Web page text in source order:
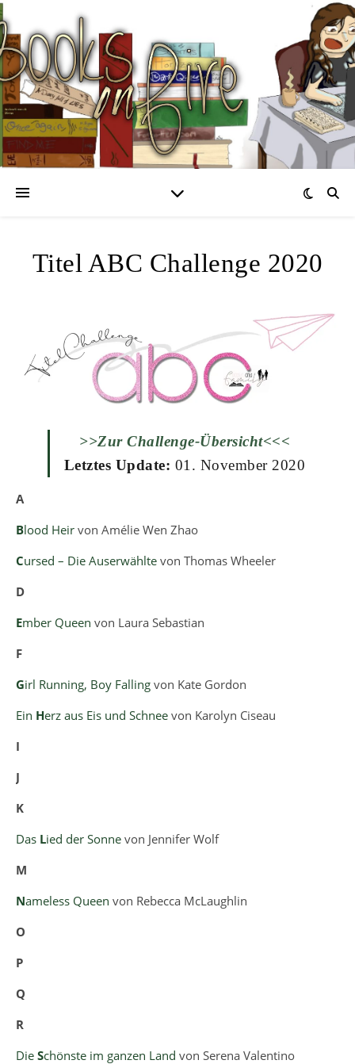
Titel ABC Challenge 2020
>>Zur Challenge-Übersicht<<<
Letztes Update: 01. November 2020
A
Blood Heir von Amélie Wen Zhao
Cursed – Die Auserwählte von Thomas Wheeler
D
Ember Queen von Laura Sebastian
F
Girl Running, Boy Falling von Kate Gordon
Ein Herz aus Eis und Schnee von Karolyn Ciseau
I
J
K
Das Lied der Sonne von Jennifer Wolf
M
Nameless Queen von Rebecca McLaughlin
O
P
Q
R
Die Schönste im ganzen Land von Serena Valentino